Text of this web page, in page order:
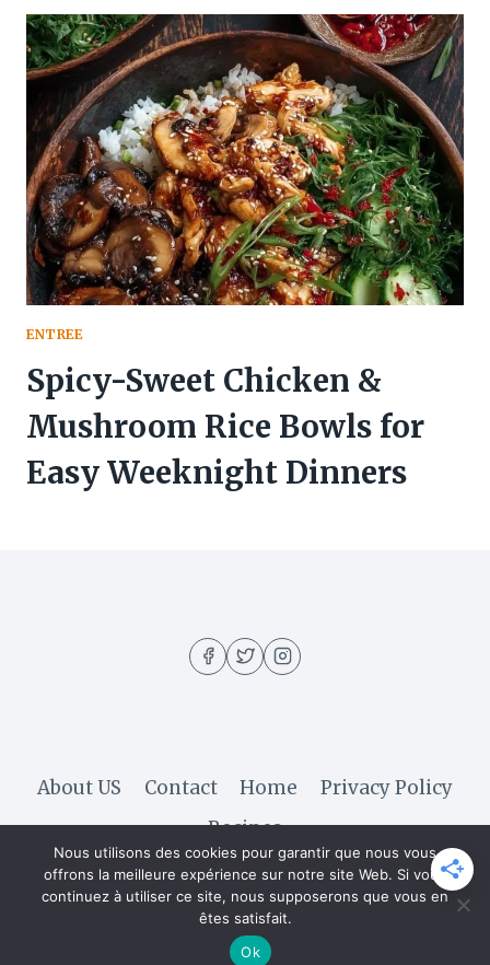
ENTREE
Spicy-Sweet Chicken &
Mushroom Rice Bowls for
Easy Weeknight Dinners
About US Contact Home
Privacy Policy
Recipes
© 2026 Hella Recipe - WordPress Theme by
Kadence WP
Nous utilisons des cookies pour garantir que nous vous
offrons la meilleure expérience sur notre site Web. Si vous
continuez à utiliser ce site, nous supposerons que vous en
êtes satisfait.
Ok